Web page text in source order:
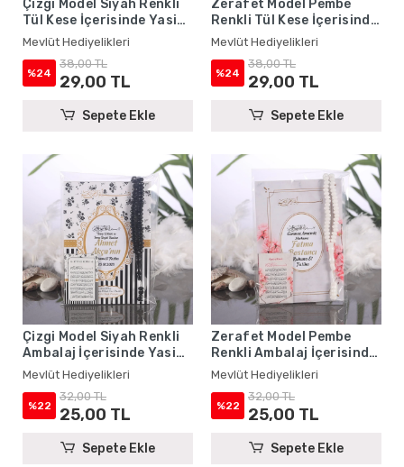
Çizgi Model Siyah Renkli
Tül Kese İçerisinde Yasin
Kitabı ve Tesbih - Mevlüt
Hediyelikleri
Mevlüt Hediyelikleri
%24
38,00 TL
29,00 TL
Sepete Ekle
Zerafet Model Pembe
Renkli Tül Kese İçerisinde
Yasin Kitabı ve Tesbih -
Mevlüt Hediyelikleri
Mevlüt Hediyelikleri
%24
38,00 TL
29,00 TL
Sepete Ekle
Çizgi Model Siyah Renkli
Ambalaj İçerisinde Yasin
Kitabı, Magnet ve Tesbih -
Mevlüt Hediyelikleri
Mevlüt Hediyelikleri
%22
32,00 TL
25,00 TL
Sepete Ekle
Zerafet Model Pembe
Renkli Ambalaj İçerisinde
Yasin Kitabı, Magnet ve
Tesbih - Mevlüt
Hediyelikleri
Mevlüt Hediyelikleri
%22
32,00 TL
25,00 TL
Sepete Ekle